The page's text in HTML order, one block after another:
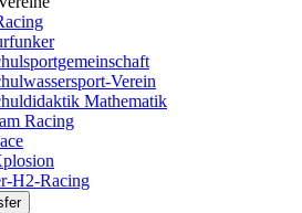
Verein
Mathematik
Racing
H2-Racing